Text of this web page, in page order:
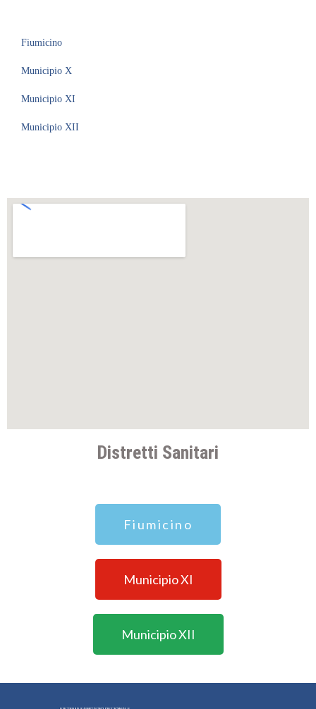
Fiumicino
Municipio X
Municipio XI
Municipio XII
Distretti Sanitari
Fiumicino
Municipio XI
Municipio XII